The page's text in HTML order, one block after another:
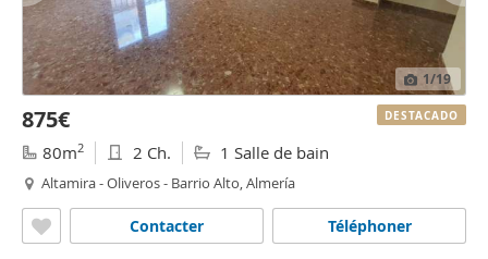
1/19
875€
80m2 2 Ch. 1 Salle de bain
Altamira - Oliveros - Barrio Alto, Almería
Téléphoner
Contacter
DESTACADO